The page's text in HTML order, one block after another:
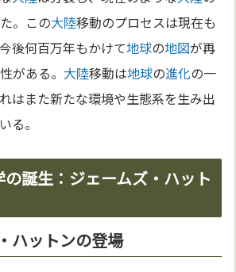
。この大陸移動のプロセスは現在も
後何百万年もかけて地球の地図が再
がある。 大陸移動は地球の進化の一
はまた新たな環境や生態系を生み出
る。
誕生：ジェームズ・ハット
ハットンの登場